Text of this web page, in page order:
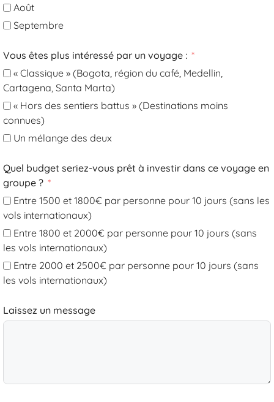
Août
Septembre
Vous êtes plus intéressé par un voyage :
« Classique » (Bogota, région du café, Medellin,
Cartagena, Santa Marta)
« Hors des sentiers battus » (Destinations moins
connues)
Un mélange des deux
Quel budget seriez-vous prêt à investir dans ce voyage en
groupe ?
Entre 1500 et 1800€ par personne pour 10 jours (sans les
vols internationaux)
Entre 1800 et 2000€ par personne pour 10 jours (sans
les vols internationaux)
Entre 2000 et 2500€ par personne pour 10 jours (sans
les vols internationaux)
Laissez un message